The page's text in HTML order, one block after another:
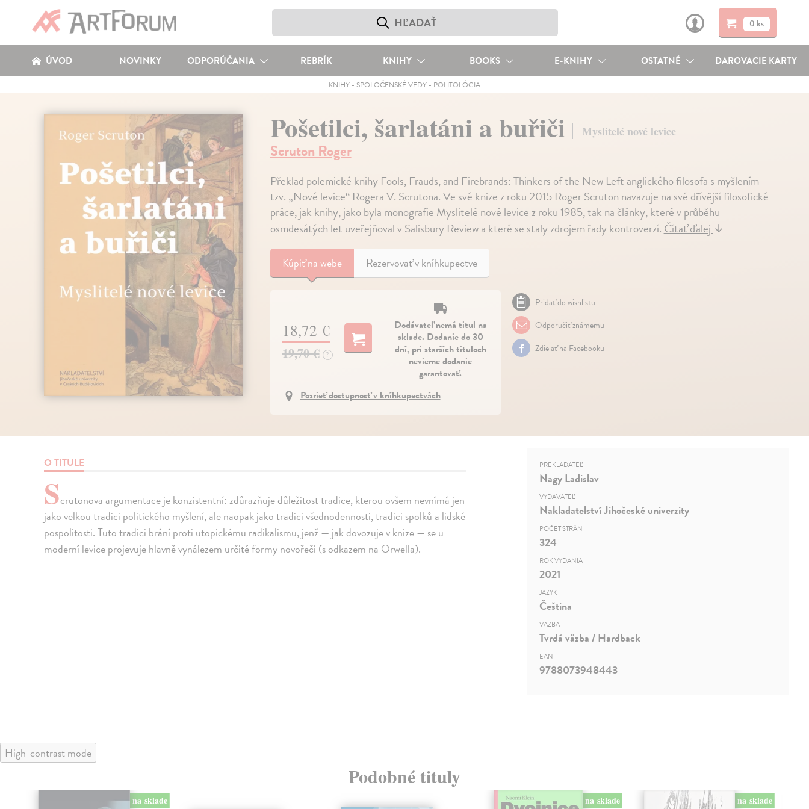
0 ks
ÚVOD NOVINKY ODPORÚČANIA REBRÍK KNIHY BOOKS E-KNIHY OSTATNÉ DAROVACIE KARTY
KNIHY- SPOLOČENSKÉ VEDY- POLITOLÓGIA
Pošetilci, šarlatáni a buřiči Myslitelé nové levice
Scruton Roger
Překlad polemické knihy Fools, Frauds, and Firebrands: Thinkers of the New Left anglického filosofa s myšlením
tzv. „Nové levice“ Rogera V. Scrutona. Ve své knize z roku 2015 Roger Scruton navazuje na své dřívější filosofické
práce, jak knihy, jako byla monografie Myslitelé nové levice z roku 1985, tak na články, které v průběhu
osmdesátých let uveřejňoval v Salisbury Review a které se staly zdrojem řady kontroverzí.Čítať ďalej↓
Kúpiťna webe Rezervovať v kníhkupectve
18,72 €
19,70 € ?
Dodávateľ nemá titul na
sklade. Dodanie do 30
dní, pri starších tituloch
nevieme dodanie
garantovať.
Pozrieť dostupnosť v kníhkupectvách
Pridať do wishlistu
Odporučiť známemu
Zdielať na Facebooku
O TITULE
Scrutonova argumentace je konzistentní: zdůrazňuje důležitost tradice, kterou ovšem nevnímá jen
jako velkou tradici politického myšlení, ale naopak jako tradici všednodennosti, tradici spolků a lidské
pospolitosti. Tuto tradici brání proti utopickému radikalismu, jenž — jak dovozuje v knize — se u
moderní levice projevuje hlavně vynálezem určité formy novořeči (s odkazem na Orwella).
PREKLADATEĽ
Nagy Ladislav
VYDAVATEĽ
Nakladatelství Jihočeské univerzity
POČET STRÁN
324
ROK VYDANIA
2021
JAZYK
Čeština
VÄZBA
Tvrdá väzba / Hardback
EAN
9788073948443
High-contrast mode
Podobné tituly
na sklade na sklade na sklade